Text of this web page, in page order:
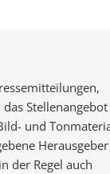
das Stellenangebot
und
Herausgeber
der Regel auch